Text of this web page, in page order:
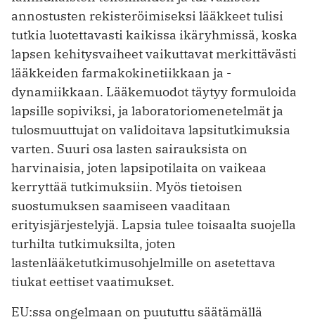
annostusten rekisteröimiseksi lääkkeet tulisi
tutkia luotettavasti kaikissa ikäryhmissä, koska
lapsen kehitysvaiheet vaikuttavat merkittävästi
lääkkeiden farmakokinetiikkaan ja -
dynamiikkaan. Lääkemuodot täytyy formuloida
lapsille sopiviksi, ja laboratoriomenetelmät ja
tulosmuuttujat on validoitava lapsitutkimuksia
varten. Suuri osa lasten sairauksista on
harvinaisia, joten lapsipotilaita on vaikeaa
kerryttää tutkimuksiin. Myös tietoisen
suostumuksen saamiseen vaaditaan
erityisjärjestelyjä. Lapsia tulee toisaalta suojella
turhilta tutkimuksilta, joten
lastenlääketutkimusohjelmille on asetettava
tiukat eettiset vaatimukset.
EU:ssa ongelmaan on puututtu säätämällä